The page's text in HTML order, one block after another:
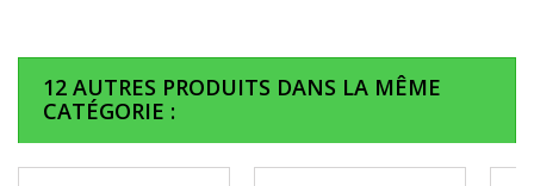
12 AUTRES PRODUITS DANS LA MÊME
CATÉGORIE :